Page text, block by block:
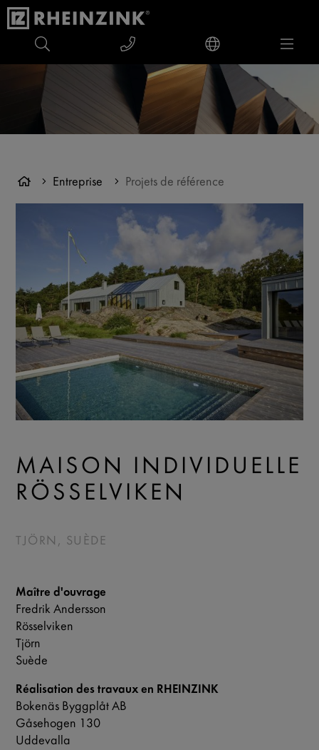
Entreprise Projets de référence
MAISON INDIVIDUELLE
RÖSSELVIKEN
TJÖRN, SUÈDE
Maître d'ouvrage
Fredrik Andersson
Rösselviken
Tjörn
Suède
Réalisation des travaux en RHEINZINK
Bokenäs Byggplåt AB
Gåsehogen 130
Uddevalla